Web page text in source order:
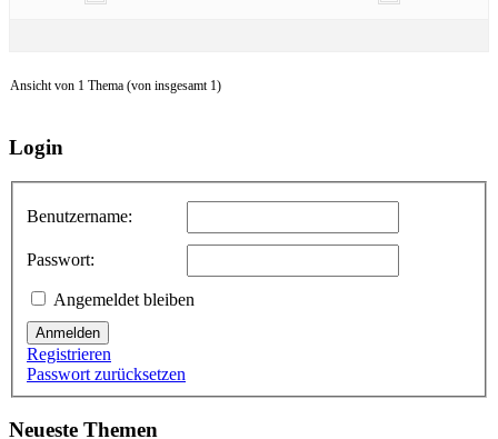
Ansicht von 1 Thema (von insgesamt 1)
Login
Benutzername:
Passwort:
Angemeldet bleiben
Anmelden
Registrieren
Passwort zurücksetzen
Neueste Themen